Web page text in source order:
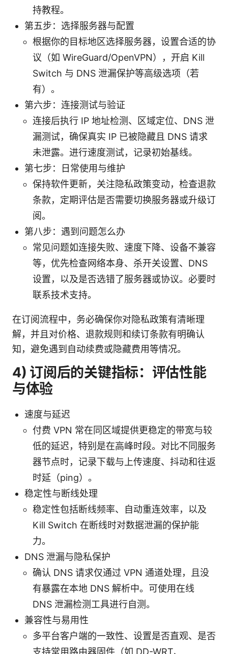
持教程。
第五步：选择服务器与配置
根据你的目标地区选择服务器，设置合适的协
议（如 WireGuard/OpenVPN），开启 Kill
Switch 与 DNS 泄漏保护等高级选项（若
有）。
第六步：连接测试与验证
连接后执行 IP 地址检测、区域定位、DNS 泄
漏测试，确保真实 IP 已被隐藏且 DNS 请求
未泄露。进行速度测试，记录初始基线。
第七步：日常使用与维护
保持软件更新，关注隐私政策变动，检查退款
条款，定期评估是否需要切换服务器或升级订
阅。
第八步：遇到问题怎么办
常见问题如连接失败、速度下降、设备不兼容
等，优先检查网络本身、杀开关设置、DNS
设置，以及是否选错了服务器或协议。必要时
联系技术支持。
在订阅流程中，务必确保你对隐私政策有清晰理
解，并且对价格、退款规则和续订条款有明确认
知，避免遇到自动续费或隐藏费用等情况。
4) 订阅后的关键指标：评估性能
与体验
速度与延迟
付费 VPN 常在同区域提供更稳定的带宽与较
低的延迟，特别是在高峰时段。对比不同服务
器节点时，记录下载与上传速度、抖动和往返
时延（ping）。
稳定性与断线处理
稳定性包括断线频率、自动重连效率，以及
Kill Switch 在断线时对数据泄漏的保护能
力。
DNS 泄漏与隐私保护
确认 DNS 请求仅通过 VPN 通道处理，且没
有暴露在本地 DNS 解析中。可使用在线
DNS 泄漏检测工具进行自测。
兼容性与易用性
多平台客户端的一致性、设置是否直观、是否
支持常用路由器固件（如 DD-WRT、